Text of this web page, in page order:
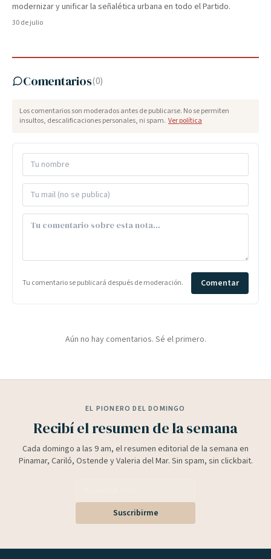
modernizar y unificar la señalética urbana en todo el Partido.
30 de julio
Comentarios(0)
Los comentarios son moderados antes de publicarse. No se permiten
insultos, descalificaciones personales, ni spam. Ver política
Tu comentario se publicará después de moderación. Comentar
Aún no hay comentarios. Sé el primero.
EL PIONERO DEL DOMINGO
Recibí el resumen de la semana
Cada domingo a las 9 am, el resumen editorial de la semana en
Pinamar, Cariló, Ostende y Valeria del Mar. Sin spam, sin clickbait.
Suscribirme